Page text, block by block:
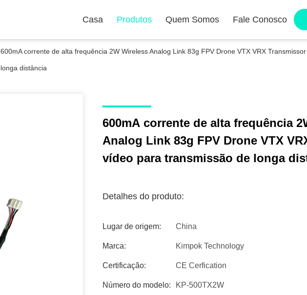
Casa Produtos Quem Somos Fale Conosco
600mA corrente de alta frequência 2W Wireless Analog Link 83g FPV Drone VTX VRX
longa distância
600mA corrente de alta frequência
Analog Link 83g FPV Drone VTX
vídeo para transmissão de longa
Detalhes do produto:
Lugar de origem: China
Marca: Kimpok Technology
Certificação: CE Cerfication
Número do modelo: KP-500TX2W